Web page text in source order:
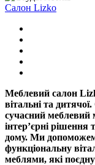
Салон Lizko
Меблевий салон
вітальні та
сучасний меблевий
інтер’єрні рішення
дому. Ми
функціональну
меблями, які